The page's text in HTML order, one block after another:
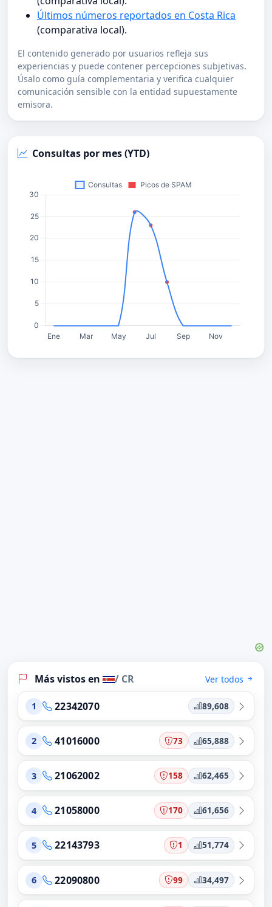
Últimos números reportados en Costa Rica
(comparativa local).
El contenido generado por usuarios refleja sus
experiencias y puede contener percepciones subjetivas.
Úsalo como guía complementaria y verifica cualquier
comunicación sensible con la entidad supuestamente
emisora.
Consultas por mes (YTD)
Más vistos en / CR Ver todos
1 22342070 89,608
2 41016000 73 65,888
3 21062002 158 62,465
4 21058000 170 61,656
5 22143793 1 51,774
6 22090800 99 34,497